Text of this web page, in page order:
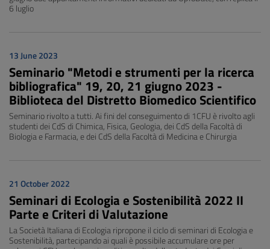
6 luglio
13 June 2023
Seminario "Metodi e strumenti per la ricerca
bibliografica" 19, 20, 21 giugno 2023 -
Biblioteca del Distretto Biomedico Scientifico
Seminario rivolto a tutti. Ai fini del conseguimento di 1CFU è rivolto agli
studenti dei CdS di Chimica, Fisica, Geologia, dei CdS della Facoltà di
Biologia e Farmacia, e dei CdS della Facoltà di Medicina e Chirurgia
21 October 2022
Seminari di Ecologia e Sostenibilità 2022 II
Parte e Criteri di Valutazione
La Società Italiana di Ecologia ripropone il ciclo di seminari di Ecologia e
Sostenibilità, partecipando ai quali è possibile accumulare ore per